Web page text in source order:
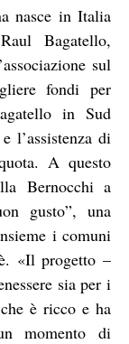
nasce in Italia
Bagatello,
sul
fondi per
in Sud
l’assistenza di
A questo
Bernocchi a
gusto”, una
i comuni
«Il progetto –
sia per i
è ricco e ha
momento di